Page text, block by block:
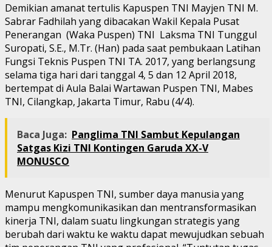
Demikian amanat tertulis Kapuspen TNI Mayjen TNI M.
Sabrar Fadhilah yang dibacakan Wakil Kepala Pusat
Penerangan (Waka Puspen) TNI Laksma TNI Tunggul
Suropati, S.E., M.Tr. (Han) pada saat pembukaan Latihan
Fungsi Teknis Puspen TNI TA. 2017, yang berlangsung
selama tiga hari dari tanggal 4, 5 dan 12 April 2018,
bertempat di Aula Balai Wartawan Puspen TNI, Mabes
TNI, Cilangkap, Jakarta Timur, Rabu (4/4).
Baca Juga: Panglima TNI Sambut Kepulangan
Satgas Kizi TNI Kontingen Garuda XX-V
MONUSCO
Menurut Kapuspen TNI, sumber daya manusia yang
mampu mengkomunikasikan dan mentransformasikan
kinerja TNI, dalam suatu lingkungan strategis yang
berubah dari waktu ke waktu dapat mewujudkan sebuah